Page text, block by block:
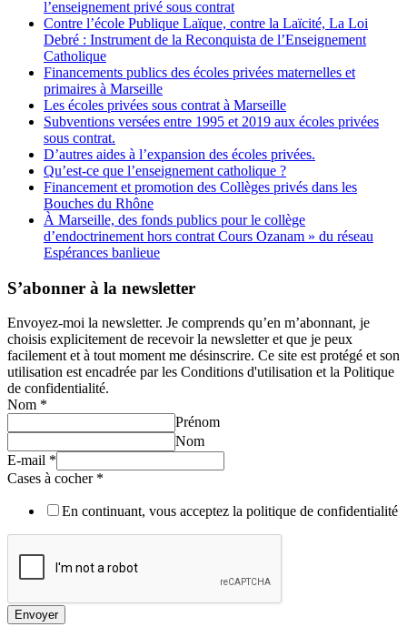
l’enseignement privé sous contrat
Contre l’école Publique Laïque, contre la Laïcité, La Loi
Debré : Instrument de la Reconquista de l’Enseignement
Catholique
Financements publics des écoles privées maternelles et
primaires à Marseille
Les écoles privées sous contrat à Marseille
Subventions versées entre 1995 et 2019 aux écoles privées
sous contrat.
D’autres aides à l’expansion des écoles privées.
Qu’est-ce que l’enseignement catholique ?
Financement et promotion des Collèges privés dans les
Bouches du Rhône
À Marseille, des fonds publics pour le collège
d’endoctrinement hors contrat Cours Ozanam » du réseau
Espérances banlieue
S’abonner à la newsletter
Envoyez-moi la newsletter. Je comprends qu’en m’abonnant, je
choisis explicitement de recevoir la newsletter et que je peux
facilement et à tout moment me désinscrire. Ce site est protégé et son
utilisation est encadrée par les Conditions d'utilisation et la Politique
de confidentialité.
Nom *
Prénom
Nom
E-mail *
Cases à cocher *
En continuant, vous acceptez la politique de confidentialité
Envoyer